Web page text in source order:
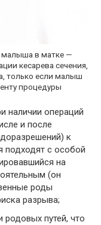
малыша в матке —
кесарева сечения,
только если малыш
процедуры
наличии операций
и после
к
подходят с особой
на
(он
роды
разрыва;
родовых путей, что